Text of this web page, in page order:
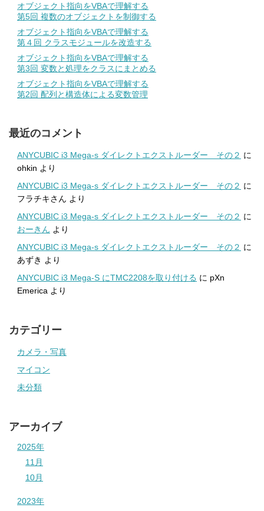
オブジェクト指向をVBAで理解する
第5回 複数のオブジェクトを制御する
オブジェクト指向をVBAで理解する
第４回 クラスモジュールを改造する
オブジェクト指向をVBAで理解する
第3回 変数と処理をクラスにまとめる
オブジェクト指向をVBAで理解する
第2回 配列と構造体による変数管理
最近のコメント
ANYCUBIC i3 Mega-s ダイレクトエクストルーダー その２ に
ohkin より
ANYCUBIC i3 Mega-s ダイレクトエクストルーダー その２ に
フラチキさん より
ANYCUBIC i3 Mega-s ダイレクトエクストルーダー その２ に
おーきん より
ANYCUBIC i3 Mega-s ダイレクトエクストルーダー その２ に
あずき より
ANYCUBIC i3 Mega-S にTMC2208を取り付ける に pXn
Emerica より
カテゴリー
カメラ・写真
マイコン
未分類
アーカイブ
2025年
11月
10月
2023年